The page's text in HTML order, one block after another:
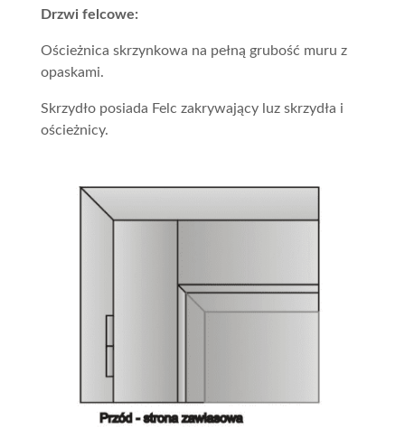
Drzwi felcowe:
Ościeżnica skrzynkowa na pełną grubość muru z
opaskami.
Skrzydło posiada Felc zakrywający luz skrzydła i
ościeżnicy.